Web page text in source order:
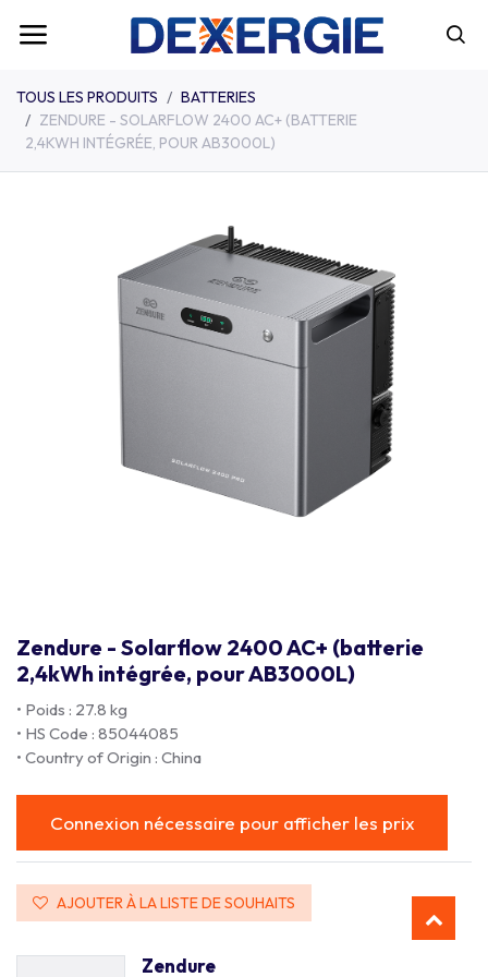
TOUS LES PRODUITS
BATTERIES
ZENDURE - SOLARFLOW 2400 AC+ (BATTERIE
2,4KWH INTÉGRÉE, POUR AB3000L)
Zendure - Solarflow 2400 AC+ (batterie
2,4kWh intégrée, pour AB3000L)
• Poids : 27.8 kg
• HS Code : 85044085
• Country of Origin : China
Connexion nécessaire pour afficher les prix
AJOUTER À LA LISTE DE SOUHAITS
Zendure